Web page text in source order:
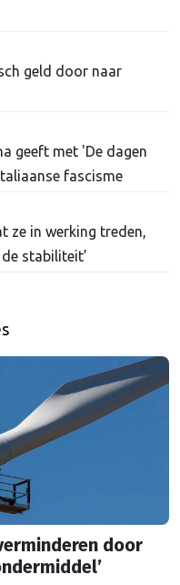
geld door naar
geeft met 'De dagen
fascisme
ze in werking treden,
stabiliteit’
door